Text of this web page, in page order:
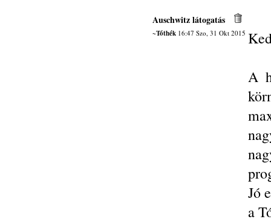
Auschwitz látogatás
~Tóthék16:47 Szo, 31 Okt 2015
A
Jó
a